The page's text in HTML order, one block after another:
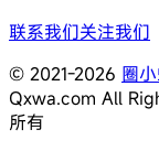
联系我们关注我们
© 2021-2026 圈
Qxwa.com All
所有